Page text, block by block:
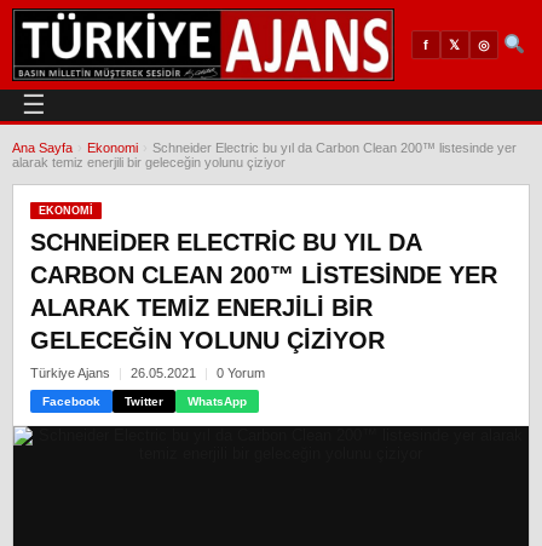
f 𝕏 ◎
☰
Ana Sayfa Ekonomi
Schneider Electric bu yıl da Carbon Clean 200™ listesinde yer
alarak temiz enerjili bir geleceğin yolunu çiziyor
EKONOMI
SCHNEIDER ELECTRIC BU YIL DA
CARBON CLEAN 200™ LISTESINDE YER
ALARAK TEMIZ ENERJILI BIR
GELECEĞIN YOLUNU ÇIZIYOR
Türkiye Ajans 26.05.2021 0 Yorum
Facebook Twitter WhatsApp